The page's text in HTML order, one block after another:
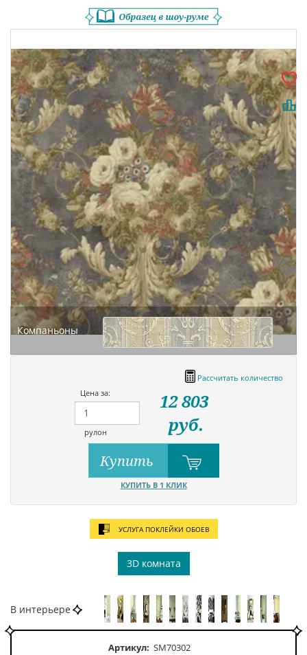
Компаньоны
Рассчитать количество
Цена за:
рулон
12 803
руб.
Купить
КУПИТЬ В 1 КЛИК
УСЛУГА ПОКЛЕЙКИ ОБОЕВ
3D комната
В интерьере
Артикул: SM70302